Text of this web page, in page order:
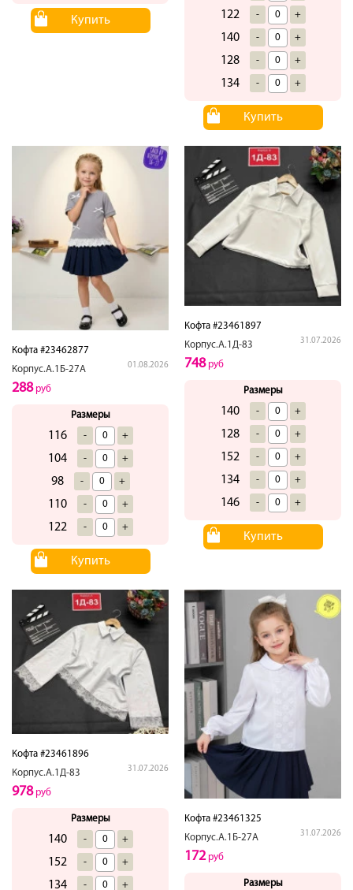
Купить 122 - +
140 - +
128 - +
134 - +
Купить
Кофта #23462877
Корпус.А.1Б-27А
01.08.2026
288руб
Размеры
116 - +
104 - +
98 - +
110 - +
122 - +
Купить
Кофта #23461897
Корпус.А.1Д-83
31.07.2026
748руб
Размеры
140 - +
128 - +
152 - +
134 - +
146 - +
Купить
Кофта #23461896
Корпус.А.1Д-83
31.07.2026
978руб
Размеры
140 - +
152 - +
134 - +
Кофта #23461325
Корпус.А.1Б-27А
31.07.2026
172руб
Размеры